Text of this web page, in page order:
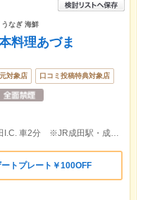
なぎ 海鮮
料理あづま
対象店 口コミ投稿特典対象店
京成成田駅・ＪＲ成田駅 車10分/東関東自動車道 成田I.C. 車2分 ※JR成田駅・成田空港より無料シャトルバス運行中
トプレート￥100OFF